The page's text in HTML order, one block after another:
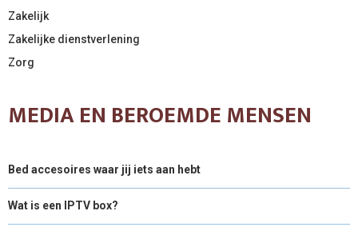
Zakelijk
Zakelijke dienstverlening
Zorg
MEDIA EN BEROEMDE MENSEN
Bed accesoires waar jij iets aan hebt
Wat is een IPTV box?